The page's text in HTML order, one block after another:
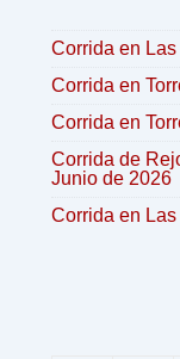
Corrida en
Corrida en
Corrida en
Corrida de
Junio de 2026
Corrida en